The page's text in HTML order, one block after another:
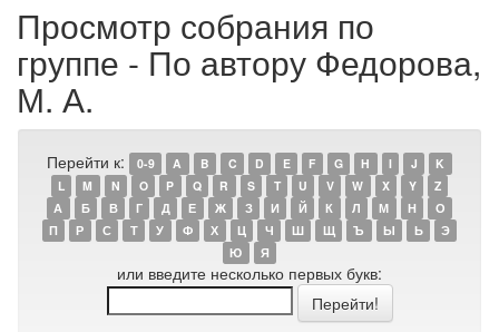
Просмотр собрания по
группе - По автору Федорова,
М. А.
Перейти к: 0-9 A B C D E F G H I J
K
L
M N O P Q R S T U V W X Y
Z
А
Б В Г Д Е Ж З И Й К Л М Н
О
П
Р С Т У Ф Х Ц Ч Ш Щ Ъ Ы Ь
Э
Ю
Я
или введите несколько первых букв: